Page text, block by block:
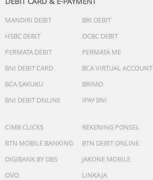
MANDIRI DEBIT BRI DEBIT
HSBC DEBIT
OCBC DEBIT
PERMATA DEBIT
PERMATA ME
BNI DEBIT CARD
BCA VIRTUAL ACCOUNT
BCA SAKUKU
BRIMO
BNI DEBIT ONLINE
IPAY BNI
CIMB CLICKS
REKENING PONSEL
BTN MOBILE BANKING
BTN DEBIT ONLINE
DIGIBANK BY DBS
JAKONE MOBILE
OVO
LINKAJA